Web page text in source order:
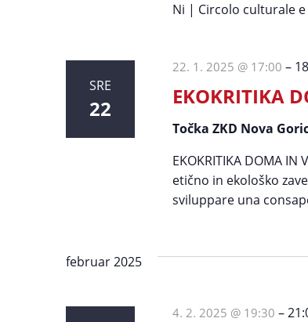
Ni | Circolo culturale e
SRE
22 EKOKRITIKA
22. 1. 2025 @ 17:00 –
Točka ZKD Nova
EKOKRITIKA DOMA IN
etično in ekološko
sviluppare una
februar 2025
4. 2. 2025 @ 19:30 –